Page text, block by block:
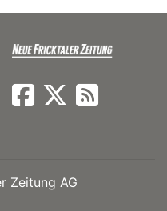
Zeitung AG